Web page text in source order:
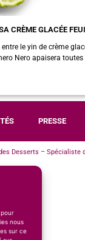
nous
sur ce
CRÈME GLACÉE
le yin de crème
Nero apaisera toutes
PRESSE
Desserts – Spécialiste